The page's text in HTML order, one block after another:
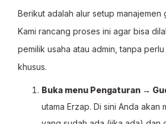
Berikut adalah alur setup manajemen
Kami rancang proses ini agar bisa
pemilik usaha atau admin, tanpa
khusus.
Buka menu Pengaturan →
utama Erzap. Di sini Anda akan